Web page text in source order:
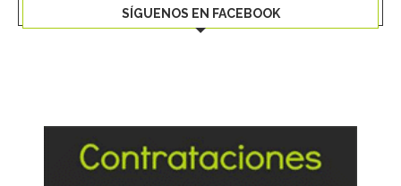
SÍGUENOS EN FACEBOOK